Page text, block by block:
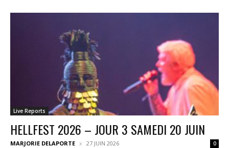
Live Reports
HELLFEST 2026 – JOUR 3 SAMEDI 20 JUIN
MARJORIE DELAPORTE 27 JUIN 2026 0